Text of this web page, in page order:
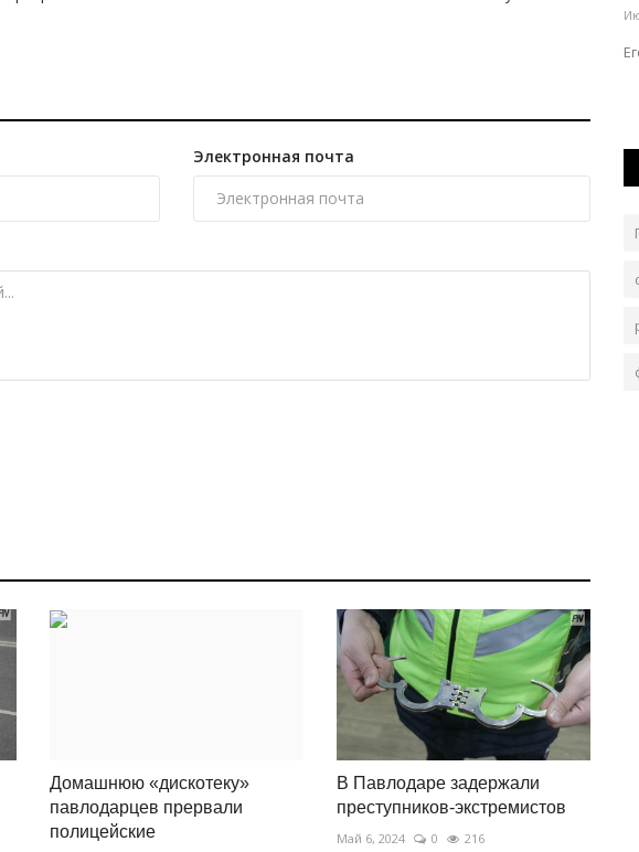
Электронная почта
Домашнюю «дискотеку»
павлодарцев прервали
полицейские
В Павлодаре задержали
преступников-экстремистов
Май 6, 2024 0 216